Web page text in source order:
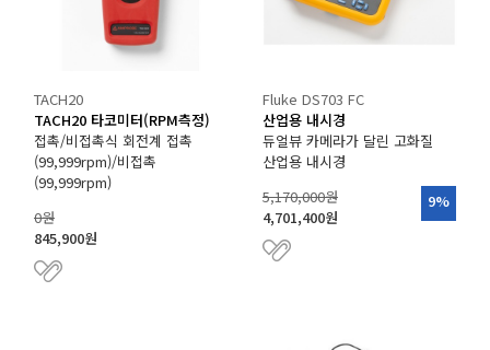
TACH20
TACH20 타코미터(RPM측정)
접촉/비접촉식 회전계 접촉
(99,999rpm)/비접촉
(99,999rpm)
0원
845,900원
Fluke DS703 FC
산업용 내시경
듀얼뷰 카메라가 달린 고화질
산업용 내시경
5,170,000원
4,701,400원
9%